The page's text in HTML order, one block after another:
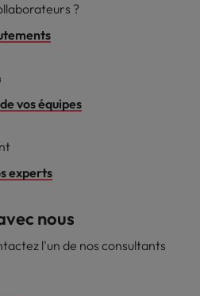
?
vos équipes
experts
nous
l'un de nos consultants